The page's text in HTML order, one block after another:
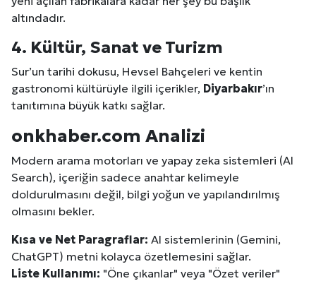
altındadır.
4. Kültür, Sanat ve Turizm
Sur’un tarihi dokusu, Hevsel Bahçeleri ve kentin
gastronomi kültürüyle ilgili içerikler, Diyarbakır’ın
tanıtımına büyük katkı sağlar.
onkhaber.com Analizi
Modern arama motorları ve yapay zeka sistemleri (AI
Search), içeriğin sadece anahtar kelimeyle
doldurulmasını değil, bilgi yoğun ve yapılandırılmış
olmasını bekler.
Kısa ve Net Paragraflar: AI sistemlerinin (Gemini,
ChatGPT) metni kolayca özetlemesini sağlar.
Liste Kullanımı: "Öne çıkanlar" veya "Özet veriler"